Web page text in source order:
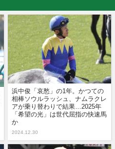
浜中俊「哀愁」の1年。かつての
相棒ソウルラッシュ、ナムラクレ
アが乗り替わりで結果…2025年
「希望の光」は世代屈指の快速馬
か
2024.12.30